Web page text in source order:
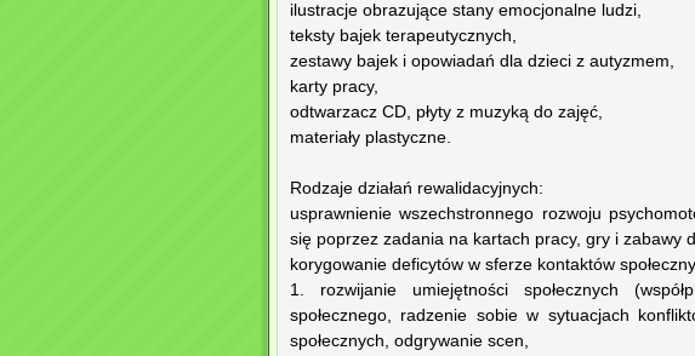
ilustracje obrazujące stany emocjonalne ludzi,
teksty bajek terapeutycznych,
zestawy bajek i opowiadań dla dzieci z autyzmem,
karty pracy,
odtwarzacz CD, płyty z muzyką do zajęć,
materiały plastyczne.
Rodzaje działań rewalidacyjnych:
usprawnienie wszechstronnego rozwoju
się poprzez zadania na kartach pracy, gry i zabawy
korygowanie deficytów w sferze kontaktów
1. rozwijanie umiejętności społecznych
społecznego, radzenie sobie w sytuacjach
społecznych, odgrywanie scen,